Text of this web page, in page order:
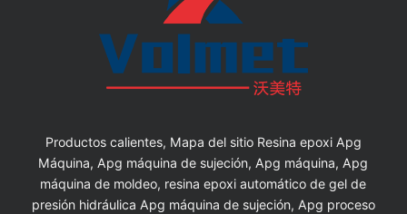
Productos calientes, Mapa del sitio Resina epoxi Apg
Máquina, Apg máquina de sujeción, Apg máquina, Apg
máquina de moldeo, resina epoxi automático de gel de
presión hidráulica Apg máquina de sujeción, Apg proceso